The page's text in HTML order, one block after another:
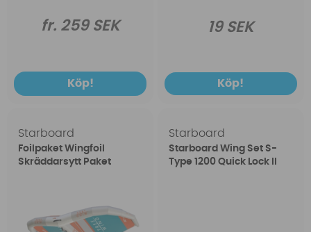
fr. 259 SEK
Köp!
19 SEK
Köp!
Starboard
Foilpaket Wingfoil
Skräddarsytt Paket
Starboard
Starboard Wing Set S-
Type 1200 Quick Lock II